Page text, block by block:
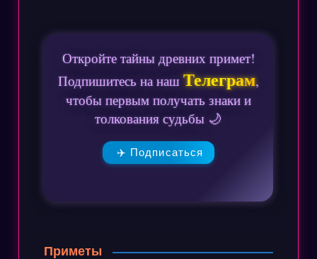
Откройте тайны древних примет!
Подпишитесь на нашТелеграм,
чтобы первым получать знаки и
толкования судьбы 🌙
✈️ Подписаться
Приметы